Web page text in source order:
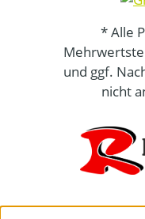
* Alle
und ggf.
nicht